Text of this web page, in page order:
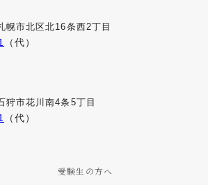
市北区北16条西2丁目
（代）
狩市花川南4条5丁目
（代）
受験生の方へ